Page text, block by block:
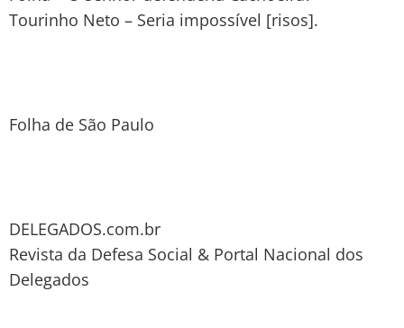
Tourinho Neto – Seria impossível [risos].
Folha de São Paulo
DELEGADOS.com.br
Revista da Defesa Social & Portal Nacional dos
Delegados